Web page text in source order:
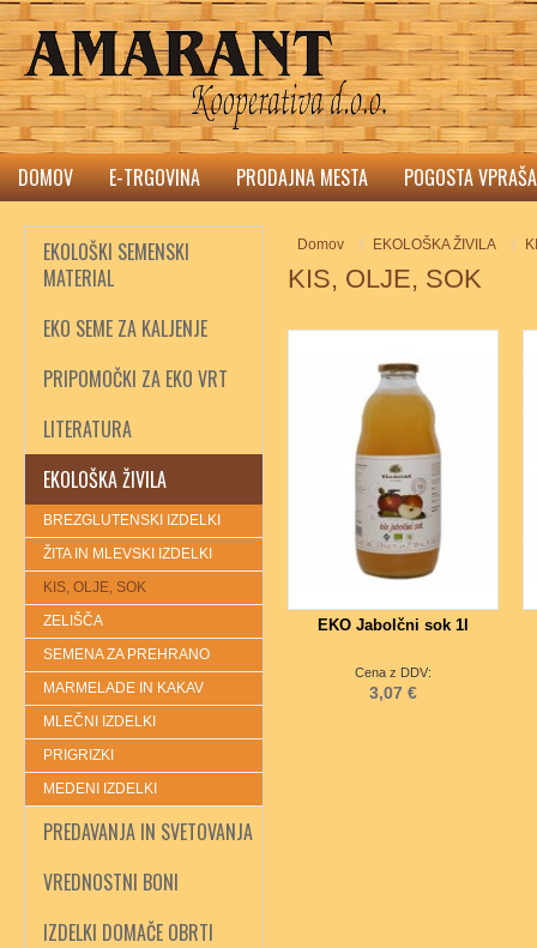
DOMOV E-TRGOVINA PRODAJNA MESTA POGOSTA
EKOLOŠKI SEMENSKI
MATERIAL
EKO SEME ZA KALJENJE
PRIPOMOČKI ZA EKO VRT
LITERATURA
EKOLOŠKA ŽIVILA
BREZGLUTENSKI IZDELKI
ŽITA IN MLEVSKI IZDELKI
KIS, OLJE, SOK
ZELIŠČA
SEMENA ZA PREHRANO
MARMELADE IN KAKAV
MLEČNI IZDELKI
PRIGRIZKI
MEDENI IZDELKI
PREDAVANJA IN SVETOVANJA
VREDNOSTNI BONI
IZDELKI DOMAČE OBRTI
Domov EKOLOŠKA ŽIVILA
KIS, OLJE, SOK
EKO Jabolčni sok 1l
Cena z DDV:
3,07 €